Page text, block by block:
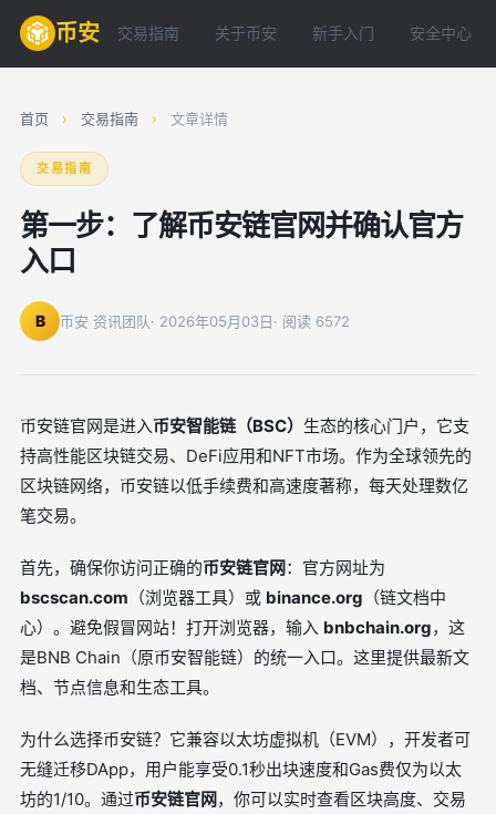
币安 交易指南 关于币安 新手入门 安全中心
首页 › 交易指南 › 文章详情
交易指南
第一步：了解币安链官网并确认官方
入口
B 币安 资讯团队· 2026年05月03日· 阅读 6572
币安链官网是进入币安智能链（BSC） 生态的核心门户，它支
持高性能区块链交易、DeFi应用和NFT市场。作为全球领先的
区块链网络，币安链以低手续费和高速度著称，每天处理数亿
笔交易。
首先，确保你访问正确的币安链官网：官方网址为
bscscan.com （浏览器工具）或 binance.org （链文档中
心）。避免假冒网站！打开浏览器，输入 bnbchain.org，这
是BNB Chain（原币安智能链）的统一入口。这里提供最新文
档、节点信息和生态工具。
为什么选择币安链？它兼容以太坊虚拟机（EVM），开发者可
无缝迁移DApp，用户能享受0.1秒出块速度和Gas费仅为以太
坊的1/10。通过币安链官网，你可以实时查看区块高度、交易